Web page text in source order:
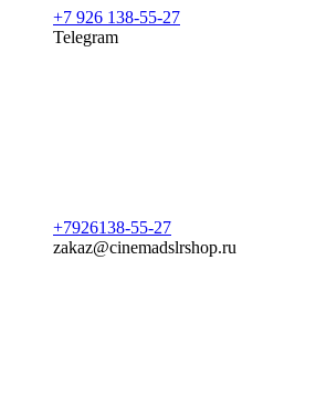
+7 926 138-55-27
Telegram
+7926138-55-27
zakaz@cinemadslrshop.ru